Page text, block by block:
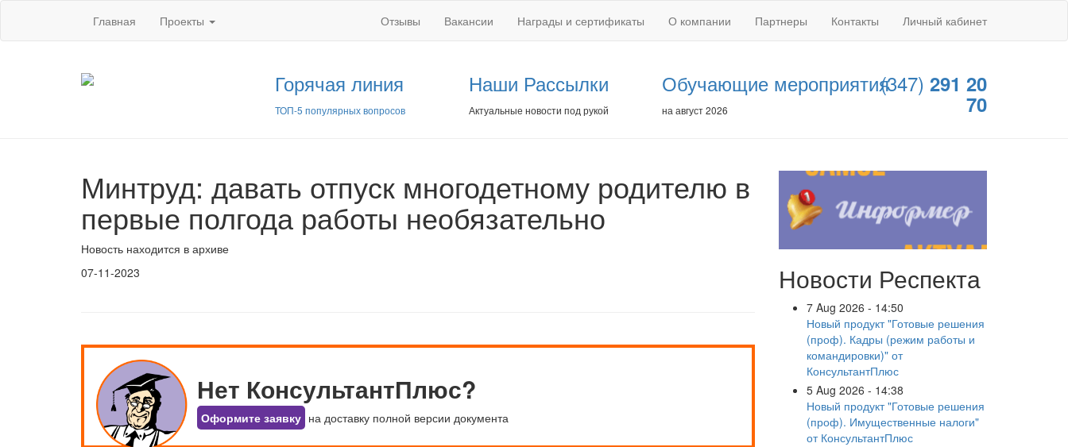
Главная Проекты Отзывы Вакансии Награды и сертификаты О компании Партнеры Контакты Личный кабинет
Горячая линия
ТОП-5 популярных вопросов
Наши Рассылки
Актуальные новости под рукой
Обучающие мероприятия
на август 2026
(347) 291 20
70
Минтруд: давать отпуск многодетному родителю в
первые полгода работы необязательно
Новость находится в архиве
07-11-2023
Нет КонсультантПлюс?
Оформите заявку на доставку полной версии документа
Новости Респекта
7 Aug 2026 - 14:50
Новый продукт "Готовые решения
(проф). Кадры (режим работы и
командировки)" от
КонсультантПлюс
5 Aug 2026 - 14:38
Новый продукт "Готовые решения
(проф). Имущественные налоги"
от КонсультантПлюс